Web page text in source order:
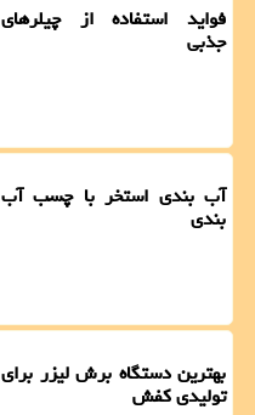
فواید استفاده از چیلرهای
جذبی
آب بندی استخر با چسب آب
بندی
بهترین دستگاه برش لیزر برای
تولیدی کفش